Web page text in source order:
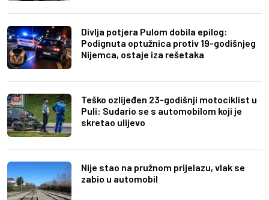
Divlja potjera Pulom dobila epilog:
Podignuta optužnica protiv 19-godišnjeg
Nijemca, ostaje iza rešetaka
Teško ozlijeđen 23-godišnji motociklist u
Puli: Sudario se s automobilom koji je
skretao ulijevo
Nije stao na pružnom prijelazu, vlak se
zabio u automobil